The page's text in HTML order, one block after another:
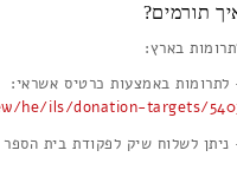
תורמים?
בארץ:
לתרומות באמצעות כרטיס אשראי:
he/ils/donation-targets/
ניתן לשלוח שיק לפקודת בית